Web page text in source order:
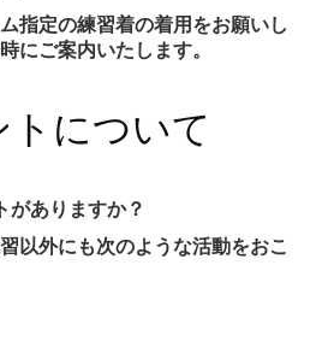
指定の練習着の着用をお願いし
にご案内いたします。
トについて
がありますか？
以外にも次のような活動をおこ